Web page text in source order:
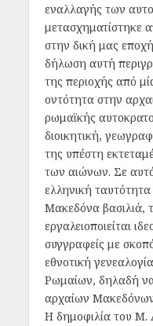
εναλλαγής των
μετασχηματίστηκε
στην δική μας
δήλωση αυτή
της περιοχής από
οντότητα στην
ρωμαϊκής
διοικητική,
της υπέστη
των αιώνων. Σε αυτό
ελληνική
Μακεδόνα βασιλιά,
εργαλειοποιείται
συγγραφείς με
εθνοτική
Ρωμαίων, δηλαδή
αρχαίων
Η δημοφιλία του Μ.